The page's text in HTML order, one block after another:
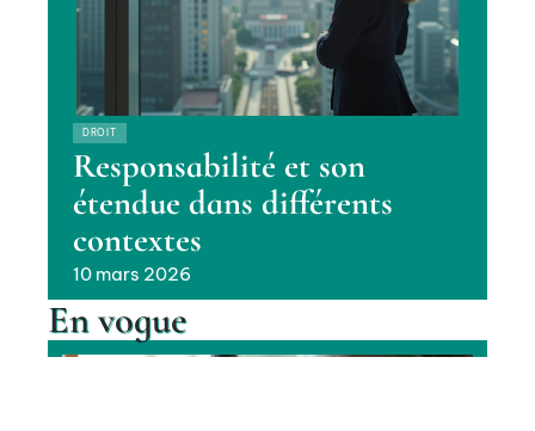
DROIT
Responsabilité et son
étendue dans différents
contextes
10 mars 2026
En vogue